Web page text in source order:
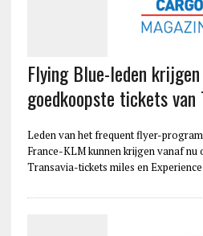
Flying Blue-leden
goedkoopste tickets van
Leden van het frequent flyer-
France-KLM kunnen krijgen vanaf nu
Transavia-tickets miles en